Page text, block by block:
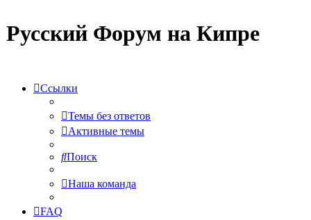
Русский Форум на Кипре
Ссылки
Темы без ответов
Активные темы
Поиск
Наша команда
FAQ